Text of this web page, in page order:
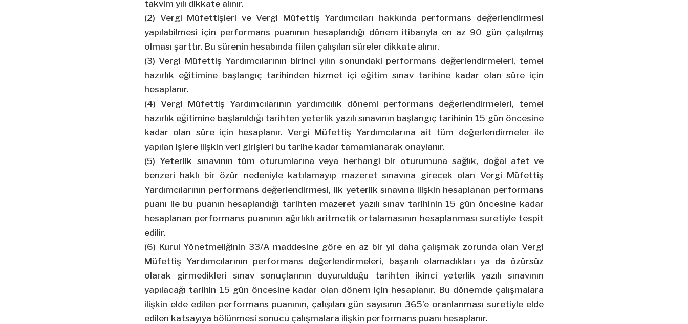
takvim yılı dikkate alınır.
(2) Vergi Müfettişleri ve Vergi Müfettiş Yardımcıları hakkında performans değerlendirmesi
yapılabilmesi için performans puanının hesaplandığı dönem itibarıyla en az 90 gün çalışılmış
olması şarttır. Bu sürenin hesabında fiilen çalışılan süreler dikkate alınır.
(3) Vergi Müfettiş Yardımcılarının birinci yılın sonundaki performans değerlendirmeleri, temel
hazırlık eğitimine başlangıç tarihinden hizmet içi eğitim sınav tarihine kadar olan süre için
hesaplanır.
(4) Vergi Müfettiş Yardımcılarının yardımcılık dönemi performans değerlendirmeleri, temel
hazırlık eğitimine başlanıldığı tarihten yeterlik yazılı sınavının başlangıç tarihinin 15 gün öncesine
kadar olan süre için hesaplanır. Vergi Müfettiş Yardımcılarına ait tüm değerlendirmeler ile
yapılan işlere ilişkin veri girişleri bu tarihe kadar tamamlanarak onaylanır.
(5) Yeterlik sınavının tüm oturumlarına veya herhangi bir oturumuna sağlık, doğal afet ve
benzeri haklı bir özür nedeniyle katılamayıp mazeret sınavına girecek olan Vergi Müfettiş
Yardımcılarının performans değerlendirmesi, ilk yeterlik sınavına ilişkin hesaplanan performans
puanı ile bu puanın hesaplandığı tarihten mazeret yazılı sınav tarihinin 15 gün öncesine kadar
hesaplanan performans puanının ağırlıklı aritmetik ortalamasının hesaplanması suretiyle tespit
edilir.
(6) Kurul Yönetmeliğinin 33/A maddesine göre en az bir yıl daha çalışmak zorunda olan Vergi
Müfettiş Yardımcılarının performans değerlendirmeleri, başarılı olamadıkları ya da özürsüz
olarak girmedikleri sınav sonuçlarının duyurulduğu tarihten ikinci yeterlik yazılı sınavının
yapılacağı tarihin 15 gün öncesine kadar olan dönem için hesaplanır. Bu dönemde çalışmalara
ilişkin elde edilen performans puanının, çalışılan gün sayısının 365’e oranlanması suretiyle elde
edilen katsayıya bölünmesi sonucu çalışmalara ilişkin performans puanı hesaplanır.